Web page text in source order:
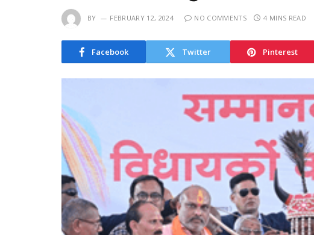
BY FEBRUARY 12, 2024 NO COMMENTS 4 MINS READ
Facebook Twitter Pinterest